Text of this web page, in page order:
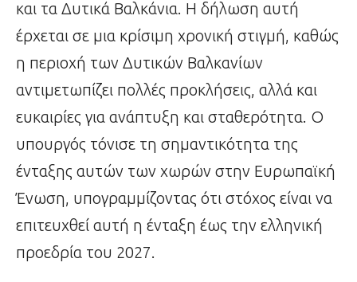
και τα Δυτικά Βαλκάνια. Η δήλωση αυτή
έρχεται σε μια κρίσιμη χρονική στιγμή, καθώς
η περιοχή των Δυτικών Βαλκανίων
αντιμετωπίζει πολλές προκλήσεις, αλλά και
ευκαιρίες για ανάπτυξη και σταθερότητα. Ο
υπουργός τόνισε τη σημαντικότητα της
ένταξης αυτών των χωρών στην Ευρωπαϊκή
Ένωση, υπογραμμίζοντας ότι στόχος είναι να
επιτευχθεί αυτή η ένταξη έως την ελληνική
προεδρία του 2027.